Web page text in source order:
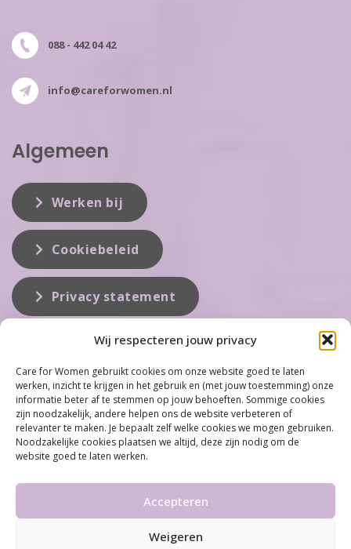
Wij respecteren jouw privacy
Care for Women gebruikt cookies om onze website goed te laten
werken, inzicht te krijgen in het gebruik en (met jouw toestemming) onze
informatie beter af te stemmen op jouw behoeften. Sommige cookies
zijn noodzakelijk, andere helpen ons de website verbeteren of
relevanter te maken. Je bepaalt zelf welke cookies we mogen gebruiken.
Noodzakelijke cookies plaatsen we altijd, deze zijn nodig om de
website goed te laten werken.
Accepteren
Weigeren
088 - 442 04 42
info@careforwomen.nl
Algemeen
Werken bij
Cookiebeleid
Privacy statement
Care for Women is de eerste organisatie die zich inzet op het gebied
van hormonale problemen bij vrouwen. Met ruim 100 locaties
behoort Care for Women tot één van de grootste organisaties op dit
vakgebied...